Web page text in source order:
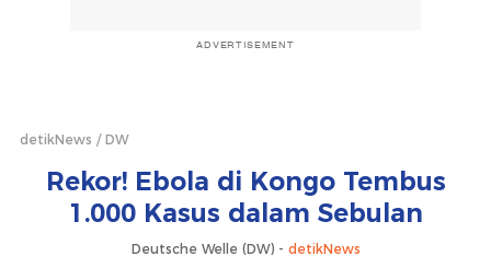
ADVERTISEMENT
detikNews DW
Rekor! Ebola di Kongo Tembus
1.000 Kasus dalam Sebulan
Deutsche Welle (DW) - detikNews